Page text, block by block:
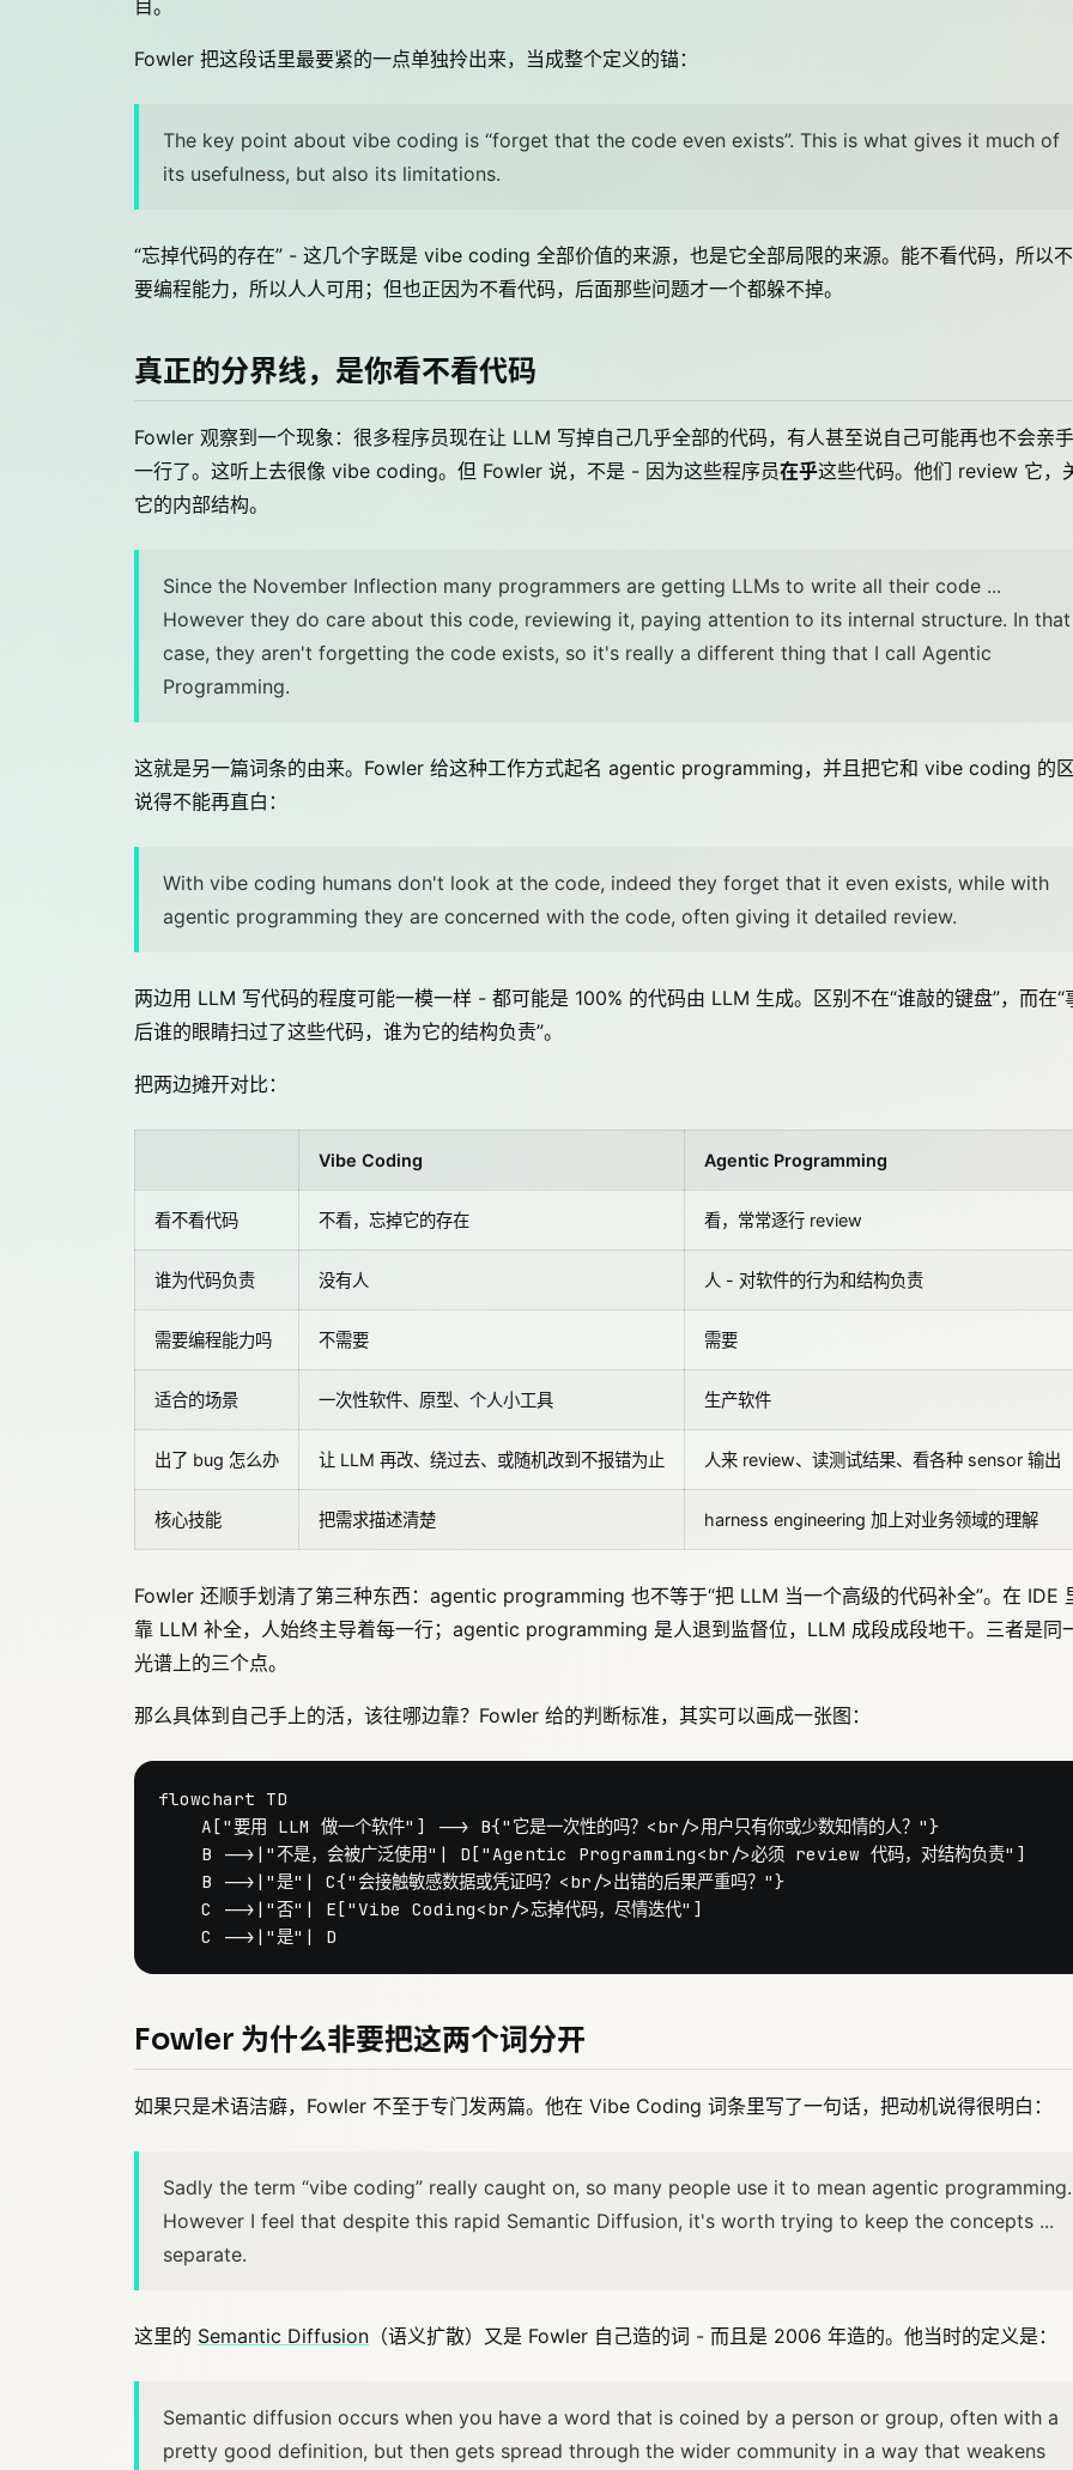
目。
Fowler 把这段话里最要紧的一点单独拎出来，当成整个定义的锚：
The key point about vibe coding is “forget that the code even exists”. This is what gives it much of
its usefulness, but also its limitations.
“忘掉代码的存在” - 这几个字既是 vibe coding 全部价值的来源，也是它全部局限的来源。能不看代码，所以
要编程能力，所以人人可用；但也正因为不看代码，后面那些问题才一个都躲不掉。
真正的分界线，是你看不看代码
Fowler 观察到一个现象：很多程序员现在让 LLM 写掉自己几乎全部的代码，有人甚至说自己可能再也不会亲
一行了。这听上去很像 vibe coding。但 Fowler 说，不是 - 因为这些程序员在乎这些代码。他们 review 它，
它的内部结构。
Since the November Inflection many programmers are getting LLMs to write all their code ...
However they do care about this code, reviewing it, paying attention to its internal structure. In that
case, they aren't forgetting the code exists, so it's really a different thing that I call Agentic
Programming.
这就是另一篇词条的由来。Fowler 给这种工作方式起名 agentic programming，并且把它和 vibe coding 的
说得不能再直白：
With vibe coding humans don't look at the code, indeed they forget that it even exists, while with
agentic programming they are concerned with the code, often giving it detailed review.
两边用 LLM 写代码的程度可能一模一样 - 都可能是 100% 的代码由 LLM 生成。区别不在“谁敲的键盘”，而在“
后谁的眼睛扫过了这些代码，谁为它的结构负责”。
把两边摊开对比：
Vibe Coding Agentic Programming
看不看代码 不看，忘掉它的存在 看，常常逐行 review
谁为代码负责 没有人 人 - 对软件的行为和结构负责
需要编程能力吗 不需要 需要
适合的场景 一次性软件、原型、个人小工具 生产软件
出了 bug 怎么办 让 LLM 再改、绕过去、或随机改到不报错为止 人来 review、读测试结果、看各种 sensor 输出
核心技能 把需求描述清楚 harness engineering 加上对业务领域的理解
Fowler 还顺手划清了第三种东西：agentic programming 也不等于“把 LLM 当一个高级的代码补全”。在 IDE
靠 LLM 补全，人始终主导着每一行；agentic programming 是人退到监督位，LLM 成段成段地干。三者是同
光谱上的三个点。
那么具体到自己手上的活，该往哪边靠？Fowler 给的判断标准，其实可以画成一张图：
flowchart TD
    A["要用 LLM 做一个软件"] --> B{"它是一次性的吗？<br/>用户只有你或少数知情的人？"}
    B -->|"不是，会被广泛使用"| D["Agentic Programming<br/>必须 review 代码，对结构负责"]
    B -->|"是"| C{"会接触敏感数据或凭证吗？<br/>出错的后果严重吗？"}
    C -->|"否"| E["Vibe Coding<br/>忘掉代码，尽情迭代"]
Fowler 为什么非要把这两个词分开
如果只是术语洁癖，Fowler 不至于专门发两篇。他在 Vibe Coding 词条里写了一句话，把动机说得很明白：
Sadly the term “vibe coding” really caught on, so many people use it to mean agentic programming.
However I feel that despite this rapid Semantic Diffusion, it's worth trying to keep the concepts ...
separate.
这里的 Semantic Diffusion （语义扩散）又是 Fowler 自己造的词 - 而且是 2006 年造的。他当时的定义是：
Semantic diffusion occurs when you have a word that is coined by a person or group, often with a
pretty good definition, but then gets spread through the wider community in a way that weakens